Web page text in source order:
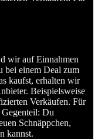
wir auf Einnahmen
bei einem Deal zum
kaufst, erhalten wir
Beispielsweise
Verkäufen. Für
Du
Schnäppchen,
kannst.